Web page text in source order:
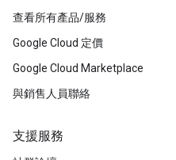
查看所有產品/服務
Google Cloud 定價
Google Cloud Marketplace
與銷售人員聯絡
支援服務